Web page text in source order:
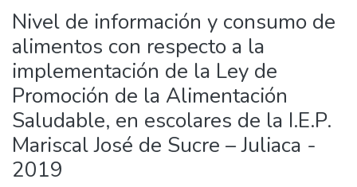
Nivel de información y consumo de
alimentos con respecto a la
implementación de la Ley de
Promoción de la Alimentación
Saludable, en escolares de la I.E.P.
Mariscal José de Sucre – Juliaca -
2019